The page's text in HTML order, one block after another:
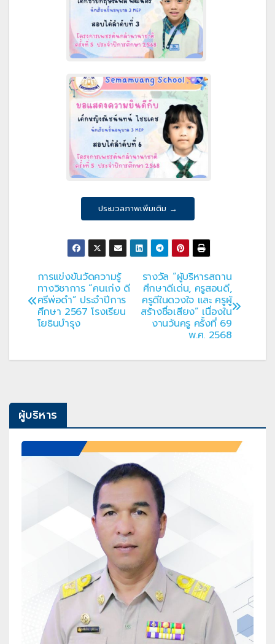
ประมวลภาพเพิ่มเติม →
แนะแนว
เรื่อง
รางวัล “ผู้บริหารสถาน
ศึกษาดีเด่น, ครูสอนดี,
ครูดีในดวงใจ และ ครูผู้
สร้างชื่อเสียง” เนื่องใน
งานวันครู ครั้งที่ 69
พ.ศ. 2568
การแข่งขันวัดความรู้
ทางวิชาการ “คนเก่ง ดี
ศรีพ่อดำ” ประจำปีการ
ศึกษา 2567 โรงเรียน
โยธินบำรุง
ผู้บริหาร